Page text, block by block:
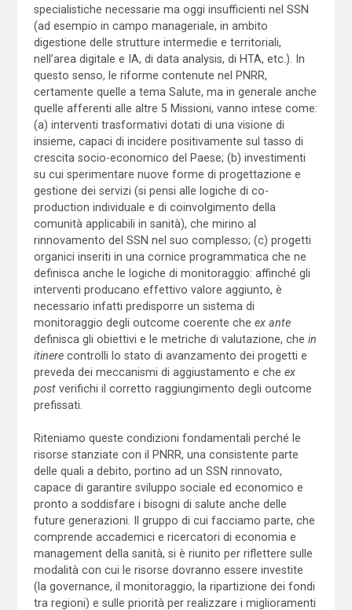
specialistiche necessarie ma oggi insufficienti nel SSN
(ad esempio in campo manageriale, in ambito
digestione delle strutture intermedie e territoriali,
nell’area digitale e IA, di data analysis, di HTA, etc.). In
questo senso, le riforme contenute nel PNRR,
certamente quelle a tema Salute, ma in generale anche
quelle afferenti alle altre 5 Missioni, vanno intese come:
(a) interventi trasformativi dotati di una visione di
insieme, capaci di incidere positivamente sul tasso di
crescita socio-economico del Paese; (b) investimenti
su cui sperimentare nuove forme di progettazione e
gestione dei servizi (si pensi alle logiche di co-
production individuale e di coinvolgimento della
comunità applicabili in sanità), che mirino al
rinnovamento del SSN nel suo complesso; (c) progetti
organici inseriti in una cornice programmatica che ne
definisca anche le logiche di monitoraggio: affinché gli
interventi producano effettivo valore aggiunto, è
necessario infatti predisporre un sistema di
monitoraggio degli outcome coerente che ex ante
definisca gli obiettivi e le metriche di valutazione, che in
itinerecontrolli lo stato di avanzamento dei progetti e
preveda dei meccanismi di aggiustamento e che ex
postverifichi il corretto raggiungimento degli outcome
prefissati.
Riteniamo queste condizioni fondamentali perché le
risorse stanziate con il PNRR, una consistente parte
delle quali a debito, portino ad un SSN rinnovato,
capace di garantire sviluppo sociale ed economico e
pronto a soddisfare i bisogni di salute anche delle
future generazioni. Il gruppo di cui facciamo parte, che
comprende accademici e ricercatori di economia e
management della sanità, si è riunito per riflettere sulle
modalità con cui le risorse dovranno essere investite
(la governance, il monitoraggio, la ripartizione dei fondi
tra regioni) e sulle priorità per realizzare i miglioramenti